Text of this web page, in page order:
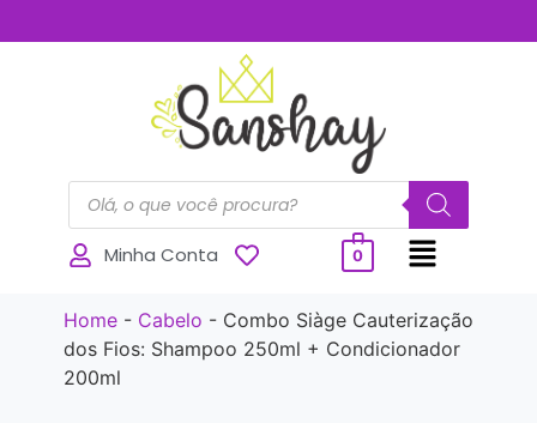
Minha Conta 0
Home- Cabelo - Combo Siàge Cauterização
dos Fios: Shampoo 250ml + Condicionador
200ml